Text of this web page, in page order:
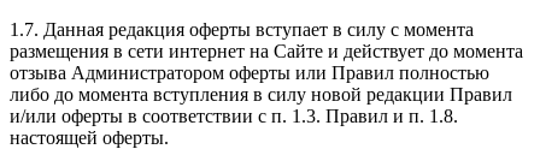
1.7. Данная редакция оферты вступает в силу с момента
размещения в сети интернет на Сайте и действует до момента
отзыва Администратором оферты или Правил полностью
либо до момента вступления в силу новой редакции Правил
и/или оферты в соответствии с п. 1.3. Правил и п. 1.8.
настоящей оферты.